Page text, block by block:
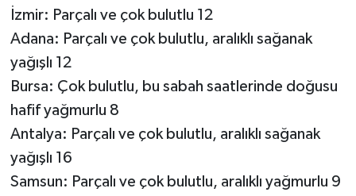
İzmir: Parçalı ve çok bulutlu 12
Adana: Parçalı ve çok bulutlu, aralıklı sağanak
yağışlı 12
Bursa: Çok bulutlu, bu sabah saatlerinde doğusu
hafif yağmurlu 8
Antalya: Parçalı ve çok bulutlu, aralıklı sağanak
yağışlı 16
Samsun: Parçalı ve çok bulutlu, aralıklı yağmurlu 9